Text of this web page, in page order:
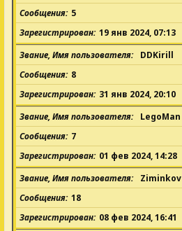
Сообщения 5
Зарегистрирован 19 янв 2024, 07:13
Звание, Имя пользователя
DDKirill
Сообщения 8
Зарегистрирован 31 янв 2024, 20:10
Звание, Имя пользователя
LegoMan
Сообщения 7
Зарегистрирован 01 фев 2024, 14:28
Звание, Имя пользователя
Ziminkov
Сообщения 18
Зарегистрирован 08 фев 2024, 16:41